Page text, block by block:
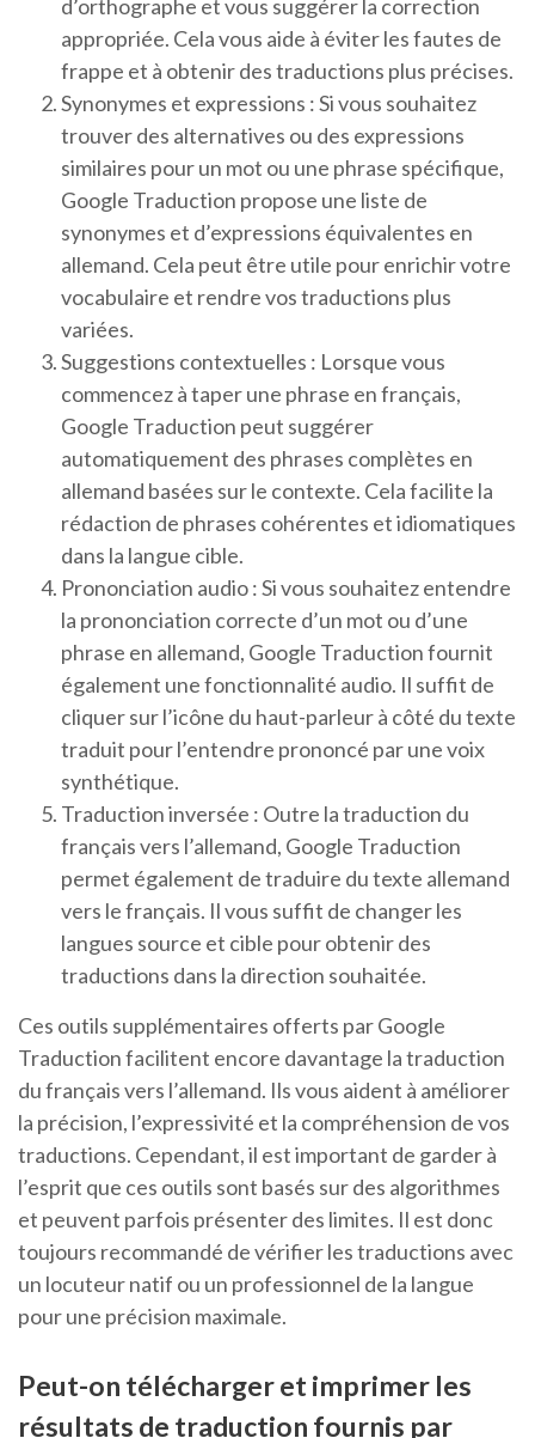
d’orthographe et vous suggérer la correction
appropriée. Cela vous aide à éviter les fautes de
frappe et à obtenir des traductions plus précises.
Synonymes et expressions : Si vous souhaitez
trouver des alternatives ou des expressions
similaires pour un mot ou une phrase spécifique,
Google Traduction propose une liste de
synonymes et d’expressions équivalentes en
allemand. Cela peut être utile pour enrichir votre
vocabulaire et rendre vos traductions plus
variées.
Suggestions contextuelles : Lorsque vous
commencez à taper une phrase en français,
Google Traduction peut suggérer
automatiquement des phrases complètes en
allemand basées sur le contexte. Cela facilite la
rédaction de phrases cohérentes et idiomatiques
dans la langue cible.
Prononciation audio : Si vous souhaitez entendre
la prononciation correcte d’un mot ou d’une
phrase en allemand, Google Traduction fournit
également une fonctionnalité audio. Il suffit de
cliquer sur l’icône du haut-parleur à côté du texte
traduit pour l’entendre prononcé par une voix
synthétique.
Traduction inversée : Outre la traduction du
français vers l’allemand, Google Traduction
permet également de traduire du texte allemand
vers le français. Il vous suffit de changer les
langues source et cible pour obtenir des
traductions dans la direction souhaitée.
Ces outils supplémentaires offerts par Google
Traduction facilitent encore davantage la traduction
du français vers l’allemand. Ils vous aident à améliorer
la précision, l’expressivité et la compréhension de vos
traductions. Cependant, il est important de garder à
l’esprit que ces outils sont basés sur des algorithmes
et peuvent parfois présenter des limites. Il est donc
toujours recommandé de vérifier les traductions avec
un locuteur natif ou un professionnel de la langue
pour une précision maximale.
Peut-on télécharger et imprimer les
résultats de traduction fournis par